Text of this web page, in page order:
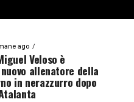
ago
Veloso è
allenatore della
in nerazzurro dopo